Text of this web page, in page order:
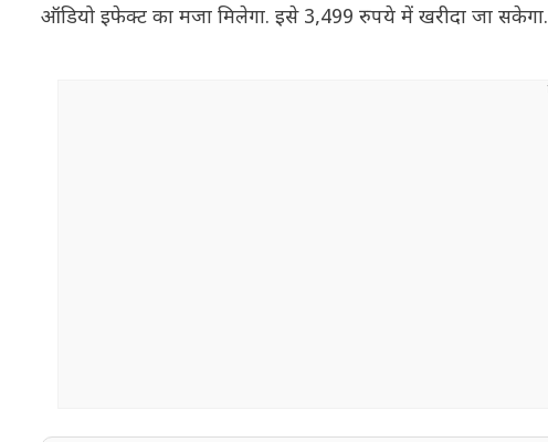
ऑडियो इफेक्ट का मजा मिलेगा. इसे 3,499 रुपये में खरीदा जा सकेगा.